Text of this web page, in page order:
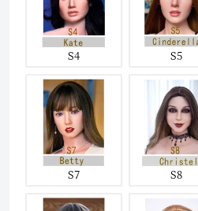
S4 S5
S7 S8